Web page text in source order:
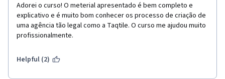
Adorei o curso! O meterial apresentado é bem completo e
explicativo e é muito bom conhecer os processo de criação de
uma agência tão legal como a Taqtile. O curso me ajudou muito
profissionalmente.
Helpful (2)